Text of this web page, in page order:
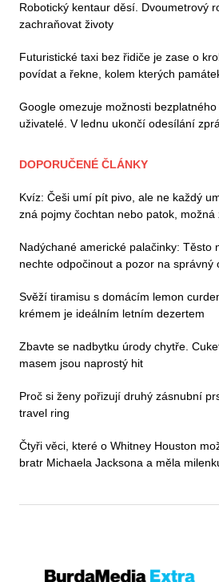
Robotický kentaur děsí. Dvoumetrový
zachraňovat životy
Futuristické taxi bez řidiče je zase o
povídat a řekne, kolem kterých
Google omezuje možnosti
uživatelé. V lednu ukončí odesílání
DOPORUČENÉ ČLÁNKY
Kvíz: Češi umí pít pivo, ale ne každý
zná pojmy čochtan nebo patok,
Nadýchané americké palačinky: Těsto
nechte odpočinout a pozor na správný
Svěží tiramisu s domácím lemon
krémem je ideálním letním dezertem
Zbavte se nadbytku úrody chytře.
masem jsou naprostý hit
Proč si ženy pořizují druhý zásnubní
travel ring
Čtyři věci, které o Whitney Houston
bratr Michaela Jacksona a měla